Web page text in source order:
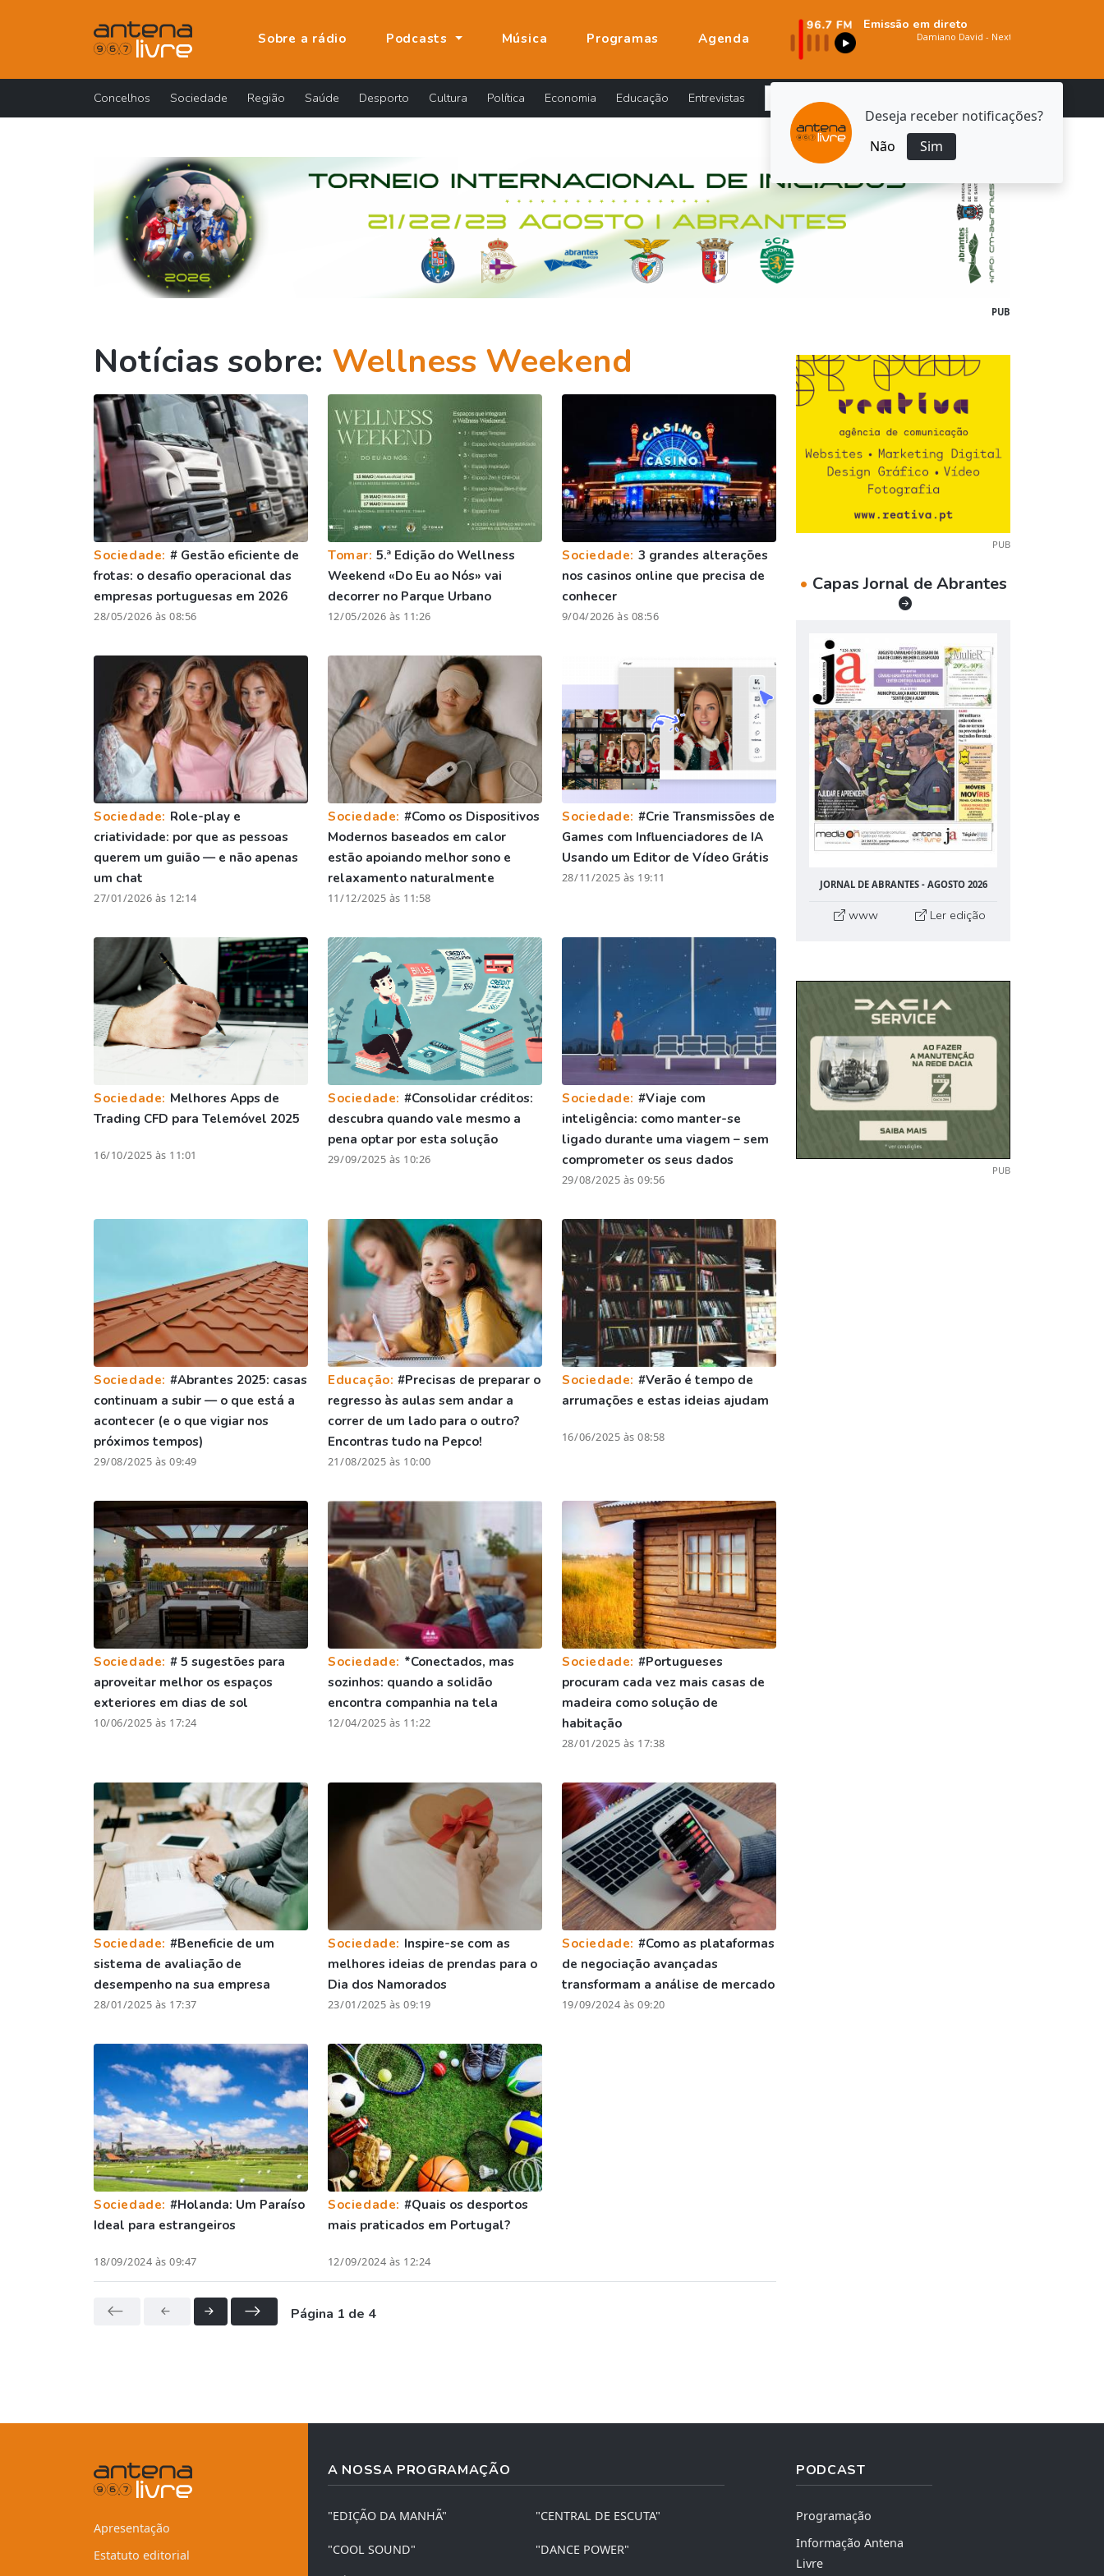
Deseja receber notificações?
Não
Sim
Sobre a rádio Podcasts Música Programas Agenda
Emissão em direto
Concelhos Sociedade Região Saúde Desporto Cultura Política Economia Educação Entrevistas
PUB
Notícias sobre: Wellness Weekend
Sociedade: # Gestão eficiente de
frotas: o desafio operacional das
empresas portuguesas em 2026
28/05/2026 às 08:56
Tomar:5.ª Edição do Wellness
Weekend «Do Eu ao Nós» vai
decorrer no Parque Urbano
12/05/2026 às 11:26
Sociedade: 3 grandes alterações
nos casinos online que precisa de
conhecer
9/04/2026 às 08:56
Sociedade: Role-play e
criatividade: por que as pessoas
querem um guião — e não apenas
um chat
27/01/2026 às 12:14
Sociedade: #Como os Dispositivos
Modernos baseados em calor
estão apoiando melhor sono e
relaxamento naturalmente
11/12/2025 às 11:58
Sociedade: #Crie Transmissões de
Games com Influenciadores de IA
Usando um Editor de Vídeo Grátis
28/11/2025 às 19:11
Sociedade: Melhores Apps de
Trading CFD para Telemóvel 2025
16/10/2025 às 11:01
Sociedade: #Consolidar créditos:
descubra quando vale mesmo a
pena optar por esta solução
29/09/2025 às 10:26
Sociedade: #Viaje com
inteligência: como manter-se
ligado durante uma viagem – sem
comprometer os seus dados
29/08/2025 às 09:56
Sociedade: #Abrantes 2025: casas
continuam a subir — o que está a
acontecer (e o que vigiar nos
próximos tempos)
29/08/2025 às 09:49
Educação:#Precisas de preparar o
regresso às aulas sem andar a
correr de um lado para o outro?
Encontras tudo na Pepco!
21/08/2025 às 10:00
Sociedade: #Verão é tempo de
arrumações e estas ideias ajudam
16/06/2025 às 08:58
Sociedade: # 5 sugestões para
aproveitar melhor os espaços
exteriores em dias de sol
10/06/2025 às 17:24
Sociedade: *Conectados, mas
sozinhos: quando a solidão
encontra companhia na tela
12/04/2025 às 11:22
Sociedade: #Portugueses
procuram cada vez mais casas de
madeira como solução de
habitação
28/01/2025 às 17:38
Sociedade: #Beneficie de um
sistema de avaliação de
desempenho na sua empresa
28/01/2025 às 17:37
Sociedade: Inspire-se com as
melhores ideias de prendas para o
Dia dos Namorados
23/01/2025 às 09:19
Sociedade: #Como as plataformas
de negociação avançadas
transformam a análise de mercado
19/09/2024 às 09:20
Sociedade: #Holanda: Um Paraíso
Ideal para estrangeiros
18/09/2024 às 09:47
Sociedade: #Quais os desportos
mais praticados em Portugal?
12/09/2024 às 12:24
Página 1 de 4
PUB
• Capas Jornal de Abrantes
JORNAL DE ABRANTES - AGOSTO 2026
www Ler edição
PUB
Apresentação
Estatuto editorial
A NOSSA PROGRAMAÇÃO
"EDIÇÃO DA MANHÃ" "CENTRAL DE ESCUTA"
"COOL SOUND" "DANCE POWER"
PODCAST
Programação
Informação Antena
Livre